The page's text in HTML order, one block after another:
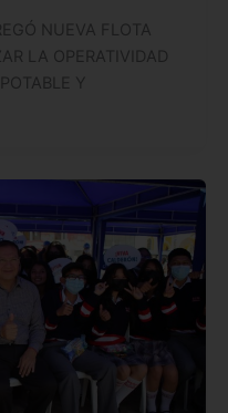
NUEVA FLOTA
LA OPERATIVIDAD
Y